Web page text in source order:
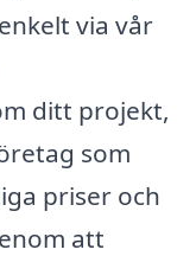
via vår
ditt projekt,
som
priser och
att